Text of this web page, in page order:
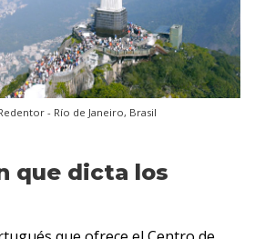
- Río de Janeiro, Brasil
que dicta los